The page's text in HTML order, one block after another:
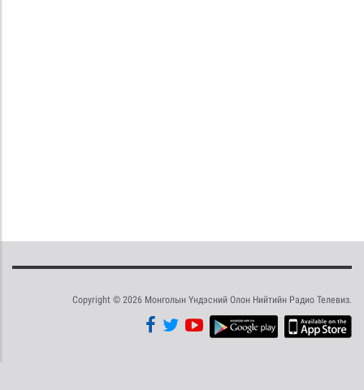
Copyright © 2026 Монголын Үндэсний Олон Нийтийн Радио Телевиз.